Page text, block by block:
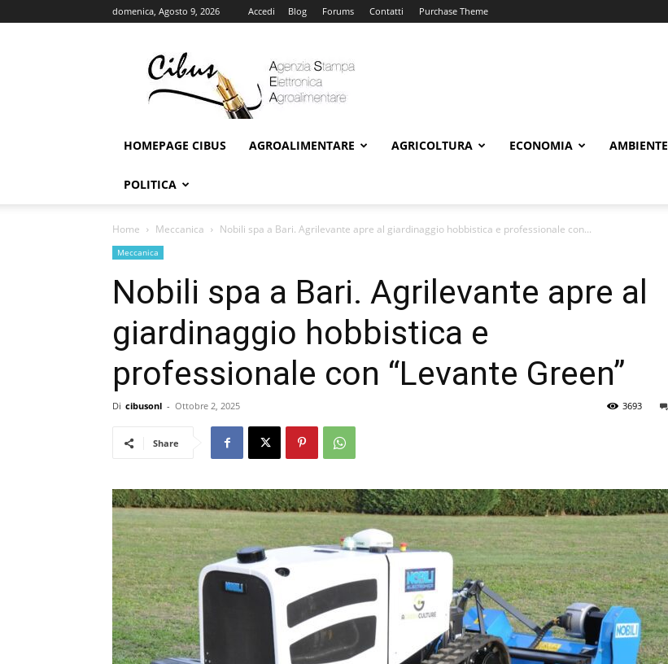
domenica, Agosto 9, 2026 Accedi Blog Forums Contatti Purchase Theme
Online
HOMEPAGE CIBUS AGROALIMENTARE AGRICOLTURA ECONOMIA AMBIENTE
POLITICA
Home Meccanica Nobili spa a Bari. Agrilevante apre al giardinaggio hobbistica e professionale con...
Meccanica
Nobili spa a Bari. Agrilevante apre al
giardinaggio hobbistica e
professionale con “Levante Green”
Di cibusonl - Ottobre 2, 2025 3693
Share